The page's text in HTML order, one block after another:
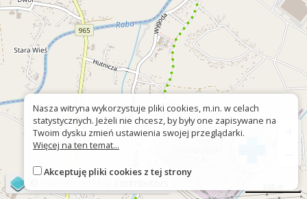
Nasza witryna wykorzystuje pliki cookies, m.in. w celach
statystycznych. Jeżeli nie chcesz, by były one zapisywane na
Twoim dysku zmień ustawienia swojej przeglądarki.
Więcej na ten temat...
Akceptuję pliki cookies z tej strony